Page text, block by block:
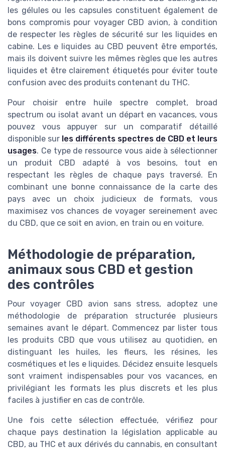
les gélules ou les capsules constituent également de
bons compromis pour voyager CBD avion, à condition
de respecter les règles de sécurité sur les liquides en
cabine. Les e liquides au CBD peuvent être emportés,
mais ils doivent suivre les mêmes règles que les autres
liquides et être clairement étiquetés pour éviter toute
confusion avec des produits contenant du THC.
Pour choisir entre huile spectre complet, broad
spectrum ou isolat avant un départ en vacances, vous
pouvez vous appuyer sur un comparatif détaillé
disponible sur les différents spectres de CBD et leurs
usages. Ce type de ressource vous aide à sélectionner
un produit CBD adapté à vos besoins, tout en
respectant les règles de chaque pays traversé. En
combinant une bonne connaissance de la carte des
pays avec un choix judicieux de formats, vous
maximisez vos chances de voyager sereinement avec
du CBD, que ce soit en avion, en train ou en voiture.
Méthodologie de préparation,
animaux sous CBD et gestion
des contrôles
Pour voyager CBD avion sans stress, adoptez une
méthodologie de préparation structurée plusieurs
semaines avant le départ. Commencez par lister tous
les produits CBD que vous utilisez au quotidien, en
distinguant les huiles, les fleurs, les résines, les
cosmétiques et les e liquides. Décidez ensuite lesquels
sont vraiment indispensables pour vos vacances, en
privilégiant les formats les plus discrets et les plus
faciles à justifier en cas de contrôle.
Une fois cette sélection effectuée, vérifiez pour
chaque pays destination la législation applicable au
CBD, au THC et aux dérivés du cannabis, en consultant